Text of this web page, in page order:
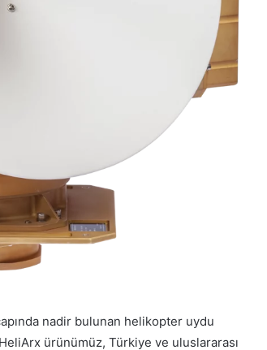
nadir bulunan helikopter uydu
ürünümüz, Türkiye ve uluslararası